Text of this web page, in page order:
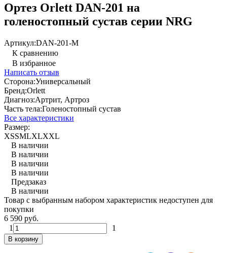
Ортез Orlett DAN-201 на
голеностопный сустав серии NRG
Артикул:DAN-201-M
К сравнению
В избранное
Написать отзыв
Сторона:Универсальный
Бренд:Orlett
Диагноз:Артрит, Артроз
Часть тела:Голеностопный сустав
Все характеристики
Размер:
XSSMLXLXXL
В наличии
В наличии
В наличии
В наличии
Предзаказ
В наличии
Товар с выбранным набором характеристик недоступен для
покупки
6 590 руб.
1
1
В корзину